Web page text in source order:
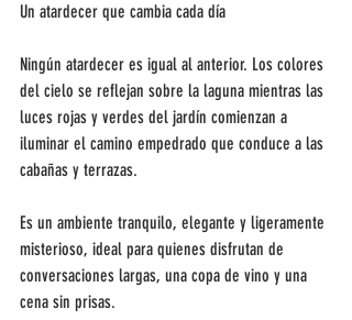
Un atardecer que cambia cada día
Ningún atardecer es igual al anterior. Los colores
del cielo se reflejan sobre la laguna mientras las
luces rojas y verdes del jardín comienzan a
iluminar el camino empedrado que conduce a las
cabañas y terrazas.
Es un ambiente tranquilo, elegante y ligeramente
misterioso, ideal para quienes disfrutan de
conversaciones largas, una copa de vino y una
cena sin prisas.